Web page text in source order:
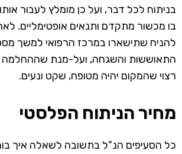
בניתוח לכל דבר, ועל כן מומלץ לעבור
בו מכשור מתקדם ותנאים אופטימליים.
להניח שתישארו במרכז הרפואי למשך
התאוששות והשגחה, ועל-מנת שההחלמה
רצוי שהמקום יהיה מטופח, שקט ונעים.
מחיר הניתוח הפלסטי
כל הסעיפים הנ"ל בתשובה לשאלה איך